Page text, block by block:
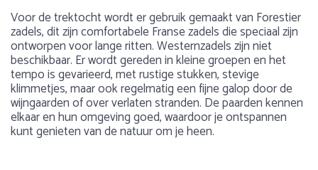
Voor de trektocht wordt er gebruik gemaakt van Forestier
zadels, dit zijn comfortabele Franse zadels die speciaal zijn
ontworpen voor lange ritten. Westernzadels zijn niet
beschikbaar. Er wordt gereden in kleine groepen en het
tempo is gevarieerd, met rustige stukken, stevige
klimmetjes, maar ook regelmatig een fijne galop door de
wijngaarden of over verlaten stranden. De paarden kennen
elkaar en hun omgeving goed, waardoor je ontspannen
kunt genieten van de natuur om je heen.